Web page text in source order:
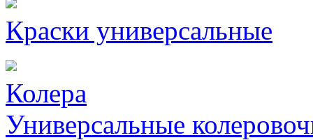
Краски универсальные
Колера
Универсальные